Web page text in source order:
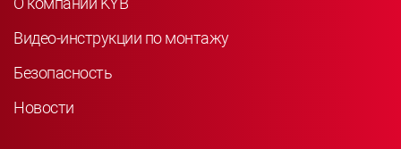
Видео-инструкции по монтажу
Безопасность
Новости